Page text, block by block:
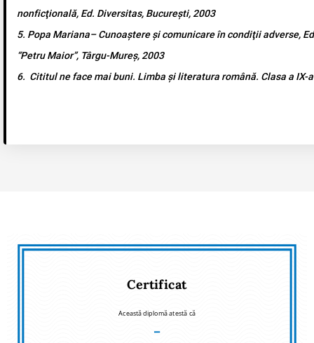
nonficţională, Ed. Diversitas, Bucureşti, 2003
5. Popa Mariana– Cunoaştere şi comunicare în condiţii adverse,
“Petru Maior”, Târgu-Mureş, 2003
6. Cititul ne face mai buni. Limba și literatura română. Clasa a IX-
Certificat
Această diplomă atestă că
–